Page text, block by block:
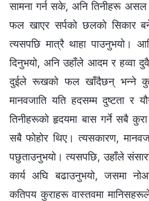
सामना गर्न सके, अनि तिनीहरू असल
फल खाएर सर्पको छलको सिकार
त्यसपछि मात्रै थाहा पाउनुभयो।
दिनुभयो, अनि उहाँले आदम र हव्‍वा
दुईले रूखको फल खाँदैछन् भन्‍ने कुरा
मानवजाति यति हदसम्‍म दुष्टता र
तिनीहरूको हृदयमा बास गर्ने सबै
सबै फोहोर थिए। त्यसकारण,
पछुताउनुभयो। त्यसपछि, उहाँले
कार्य अघि बढाउनुभयो, जसमा
कतिपय कुराहरू वास्तवमा